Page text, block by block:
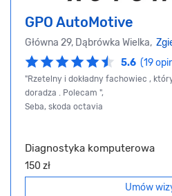
GPO AutoMotive
Główna 29, Dąbrówka Wielka,
5.6 (19
"Rzetelny i dokładny fachowiec ,
doradza . Polecam ",
Seba, skoda octavia
Diagnostyka komputerowa
150 zł
Umów